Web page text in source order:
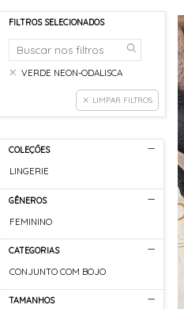
FILTROS SELECIONADOS
VERDE NEON-ODALISCA
LIMPAR FILTROS
COLEÇÕES
LINGERIE
GÊNEROS
FEMININO
CATEGORIAS
CONJUNTO COM BOJO
TAMANHOS